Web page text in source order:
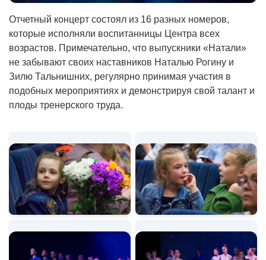
Отчетный концерт состоял из 16 разных номеров,
которые исполняли воспитанницы Центра всех
возрастов. Примечательно, что выпускники «Натали»
не забывают своих наставников Наталью Рогину и
Зилю Тальнишних, регулярно принимая участия в
подобных мероприятиях и демонстрируя свой талант и
плоды тренерского труда.